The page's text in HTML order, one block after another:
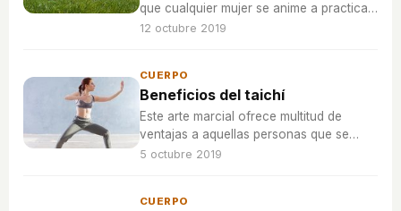
que cualquier mujer se anime a practicar
este popular y mediático deporte.
12 octubre 2019
CUERPO
Beneficios del taichí
Este arte marcial ofrece multitud de
ventajas a aquellas personas que se
animan a ponerlo en práctica con
5 octubre 2019
CUERPO